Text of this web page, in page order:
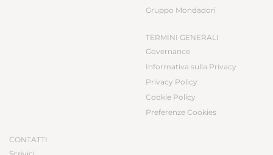
Gruppo Mondadori
TERMINI GENERALI
Governance
Informativa sulla Privacy
Privacy Policy
Cookie Policy
Preferenze Cookies
CONTATTI